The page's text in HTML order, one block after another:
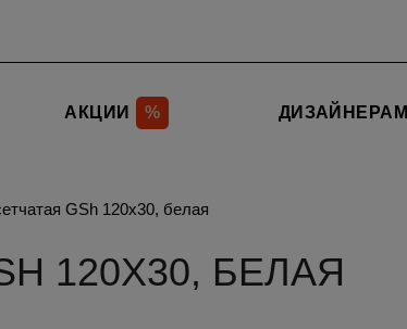
АКЦИИ % ДИЗАЙНЕРАМ
GSh 120х30, белая
120Х30, БЕЛАЯ